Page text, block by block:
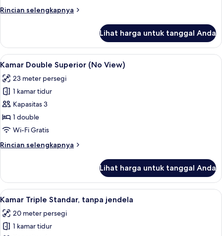
Rincian selengkapnya
Rincian
Kamar
Superior
(No
Lihat harga untuk tanggal Anda
Lihat
semua
foto
untuk
Kamar
Double
Superior
View)
Kamar Double Superior (No View) |
7
Kamar Double Superior (No View)
23 meter persegi
1 kamar tidur
Kapasitas 3
1 double
Wi-Fi Gratis
Rincian selengkapnya
Rincian
Kamar
Double
Superior
View)
Lihat harga untuk tanggal Anda
Lihat
semua
foto
untuk
Kamar Triple Standar, tanpa jendela
6
Kamar Triple Standar, tanpa jendela
20 meter persegi
1 kamar tidur